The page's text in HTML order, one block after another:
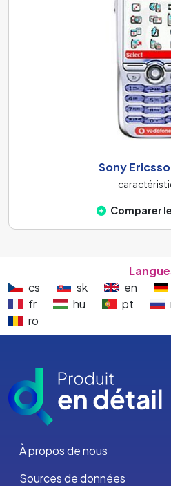
Sony
Comparer
cs
sk en
fr
hu pt
ro
À propos de nous
Sources de données